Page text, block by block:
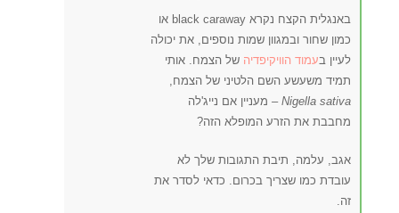
באנגלית הקצח נקרא black caraway או
כמון שחור ובמגוון שמות נוספים, את יכולה
לעיין בעמוד הוויקיפדיה של הצמח. אותי
תמיד משעשע השם הלטיני של הצמח,
Nigella sativa –
מעניין אם נייג'לה
מחבבת את הזרע המופלא הזה?
אגב, עלמה, תיבת התגובות שלך לא
עובדת כמו שצריך בכרום. כדאי לסדר את
זה.